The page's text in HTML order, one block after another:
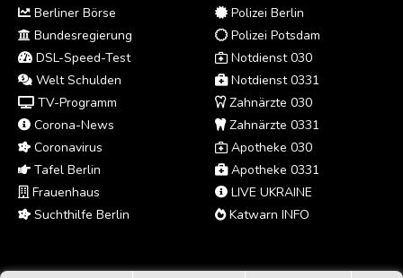
Berliner Börse
Bundesregierung
DSL-Speed-Test
Welt Schulden
TV-Programm
Corona-News
Coronavirus
Tafel Berlin
Frauenhaus
Suchthilfe Berlin
Polizei Berlin
Polizei Potsdam
Notdienst 030
Notdienst 0331
Zahnärzte 030
Zahnärzte 0331
Apotheke 030
Apotheke 0331
LIVE UKRAINE
Katwarn INFO